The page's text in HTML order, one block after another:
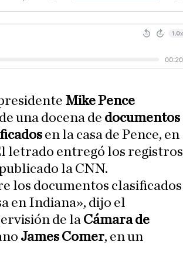
Mike Pence
una docena de documentos
en la casa de Pence, en
letrado entregó los registros
la CNN.
los documentos clasificados
en Indiana», dijo el
de la Cámara de
James Comer, en un